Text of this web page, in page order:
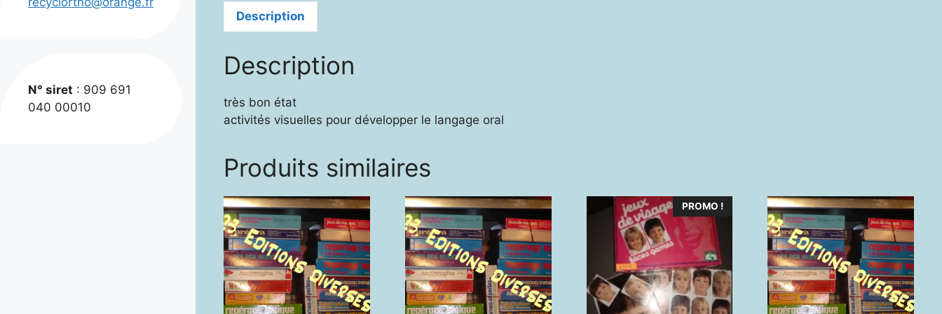
Description
Description
très bon état
activités visuelles pour développer le langage oral
Produits similaires
PROMO !
N° siret : 909 691
040 00010